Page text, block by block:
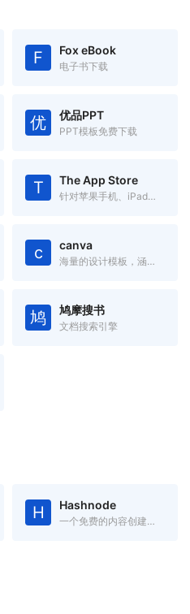
F Fox eBook
电子书下载
优 优品PPT
PPT模板免费下载
T The App Store
针对苹果手机、iPad、Mac 设备的应用搜索工具
c canva
海量的设计模板，涵盖海报、简历、名片、邀请函、Logo、PPT模板
鸠 鸠摩搜书
文档搜索引擎
H Hashnode
一个免费的内容创建平台和社区，你可以在自己的域中发布文章